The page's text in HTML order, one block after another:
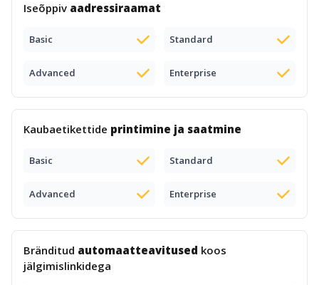
Iseõppiv aadressiraamat
Basic Standard
Advanced Enterprise
Kaubaetikettide printimine ja saatmine
Basic Standard
Advanced Enterprise
Bränditud automaatteavitused koos
jälgimislinkidega